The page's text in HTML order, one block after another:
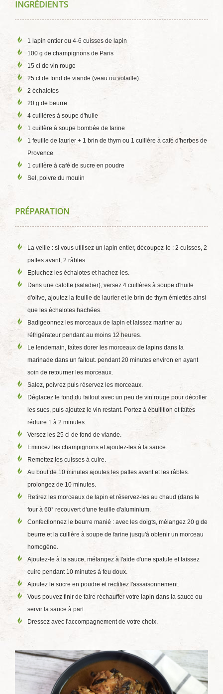
INGRÉDIENTS
1 lapin entier ou 4-6 cuisses de lapin
100 g de champignons de Paris
15 cl de vin rouge
25 cl de fond de viande (veau ou volaille)
2 échalotes
20 g de beurre
4 cuillères à soupe d'huile
1 cuillère à soupe bombée de farine
1 feuille de laurier + 1 brin de thym ou 1 cuillère à café d'herbes de
Provence
1 cuillère à café de sucre en poudre
Sel, poivre du moulin
PRÉPARATION
La veille : si vous utilisez un lapin entier, découpez-le : 2 cuisses, 2
pattes avant, 2 râbles.
Epluchez les échalotes et hachez-les.
Dans une calotte (saladier), versez 4 cuillères à soupe d'huile
d'olive, ajoutez la feuille de laurier et le brin de thym émiettés ainsi
que les échalotes hachées.
Badigeonnez les morceaux de lapin et laissez mariner au
réfrigérateur pendant au moins 12 heures.
Le lendemain, faîtes dorer les morceaux de lapins dans la
marinade dans un faitout. pendant 20 minutes environ en ayant
soin de retourner les morceaux.
Salez, poivrez puis réservez les morceaux.
Déglacez le fond du faitout avec un peu de vin rouge pour décoller
les sucs, puis ajoutez le vin restant. Portez à ébullition et faîtes
réduire 1 à 2 minutes.
Versez les 25 cl de fond de viande.
Emincez les champignons et ajoutez-les à la sauce.
Remettez les cuisses à cuire.
Au bout de 10 minutes ajoutes les pattes avant et les râbles.
prolongez de 10 minutes.
Retirez les morceaux de lapin et réservez-les au chaud (dans le
four à 60° recouvert d'une feuille d'aluminium.
Confectionnez le beurre manié : avec les doigts, mélangez 20 g de
beurre et la cuillère à soupe de farine jusqu'à obtenir un morceau
homogène.
Ajoutez-le à la sauce, mélangez à l'aide d'une spatule et laissez
cuire pendant 10 minutes à feu doux.
Ajoutez le sucre en poudre et rectifiez l'assaisonnement.
Vous pouvez finir de faire réchauffer votre lapin dans la sauce ou
servir la sauce à part.
Dressez avec l'accompagnement de votre choix.